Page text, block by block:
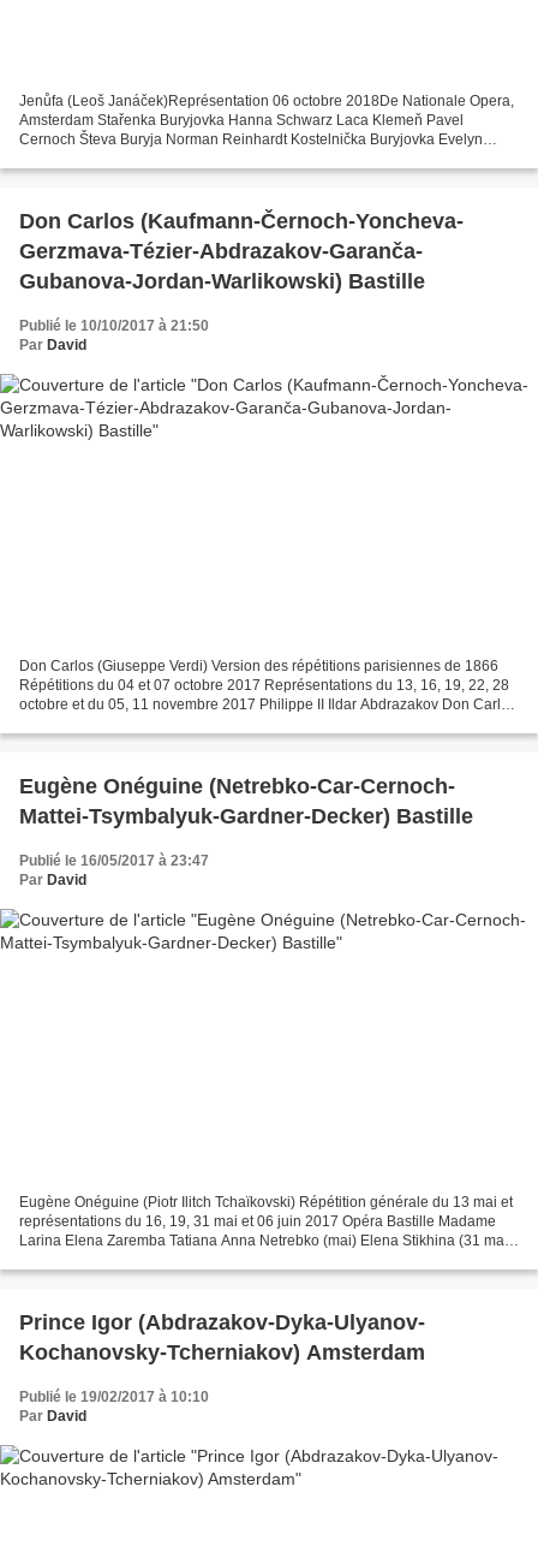
Jenůfa (Leoš Janáček)Représentation 06 octobre 2018De Nationale Opera,
Amsterdam Stařenka Buryjovka Hanna Schwarz Laca Klemeň Pavel
Cernoch Števa Buryja Norman Reinhardt Kostelnička Buryjovka Evelyn
Don Carlos (Kaufmann-Černoch-Yoncheva-
Gerzmava-Tézier-Abdrazakov-Garanča-
Gubanova-Jordan-Warlikowski) Bastille
Publié le 10/10/2017 à 21:50
Par David
Don Carlos (Giuseppe Verdi) Version des répétitions parisiennes de 1866
Répétitions du 04 et 07 octobre 2017 Représentations du 13, 16, 19, 22, 28
octobre et du 05, 11 novembre 2017 Philippe II Ildar Abdrazakov Don Carlos
Eugène Onéguine (Netrebko-Car-Cernoch-
Mattei-Tsymbalyuk-Gardner-Decker) Bastille
Publié le 16/05/2017 à 23:47
Par David
Eugène Onéguine (Piotr Ilitch Tchaïkovski) Répétition générale du 13 mai et
représentations du 16, 19, 31 mai et 06 juin 2017 Opéra Bastille Madame
Larina Elena Zaremba Tatiana Anna Netrebko (mai) Elena Stikhina (31 mai)
Prince Igor (Abdrazakov-Dyka-Ulyanov-
Kochanovsky-Tcherniakov) Amsterdam
Publié le 19/02/2017 à 10:10
Par David